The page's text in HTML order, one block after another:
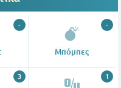
-
Μπόμπες
-
3 1